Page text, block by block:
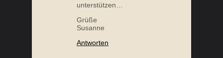
unterstützen…
Grüße
Susanne
Antworten